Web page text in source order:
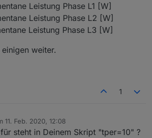
Leistung Phase L1 [W]
Leistung Phase L2 [W]
Leistung Phase L3 [W]
weiter.
1
11. Feb. 2020, 12:08
von
steht in Deinem Skript "tper=10" ?